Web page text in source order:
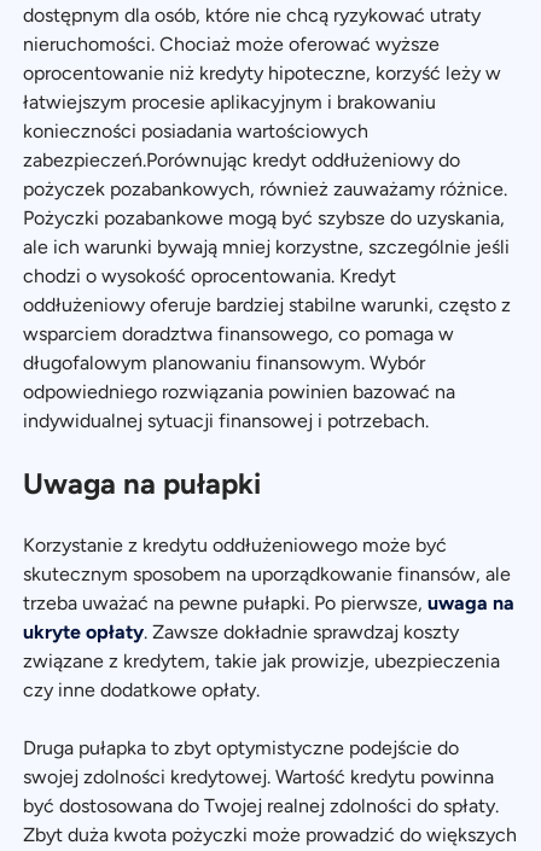
dostępnym dla osób, które nie chcą ryzykować utraty
nieruchomości. Chociaż może oferować wyższe
oprocentowanie niż kredyty hipoteczne, korzyść leży w
łatwiejszym procesie aplikacyjnym i brakowaniu
konieczności posiadania wartościowych
zabezpieczeń.Porównując kredyt oddłużeniowy do
pożyczek pozabankowych, również zauważamy różnice.
Pożyczki pozabankowe mogą być szybsze do uzyskania,
ale ich warunki bywają mniej korzystne, szczególnie jeśli
chodzi o wysokość oprocentowania. Kredyt
oddłużeniowy oferuje bardziej stabilne warunki, często z
wsparciem doradztwa finansowego, co pomaga w
długofalowym planowaniu finansowym. Wybór
odpowiedniego rozwiązania powinien bazować na
indywidualnej sytuacji finansowej i potrzebach.
Uwaga na pułapki
Korzystanie z kredytu oddłużeniowego może być
skutecznym sposobem na uporządkowanie finansów, ale
trzeba uważać na pewne pułapki. Po pierwsze,uwaga na
ukryte opłaty. Zawsze dokładnie sprawdzaj koszty
związane z kredytem, takie jak prowizje, ubezpieczenia
czy inne dodatkowe opłaty.
Druga pułapka to zbyt optymistyczne podejście do
swojej zdolności kredytowej. Wartość kredytu powinna
być dostosowana do Twojej realnej zdolności do spłaty.
Zbyt duża kwota pożyczki może prowadzić do większych